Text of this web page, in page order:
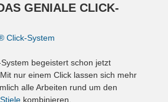
GENIALE CLICK-
begeistert schon jetzt
nur einem Click lassen sich mehr
alle Arbeiten rund um den
kombinieren.